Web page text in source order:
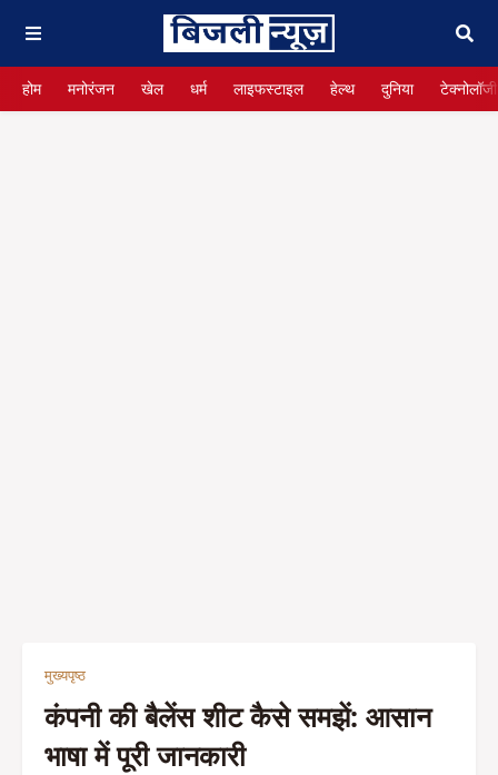
होम मनोरंजन खेल धर्म लाइफस्टाइल हेल्थ दुनिया टेक्नोलॉजी
मुख्यपृष्ठ
कंपनी की बैलेंस शीट कैसे समझें: आसान
भाषा में पूरी जानकारी